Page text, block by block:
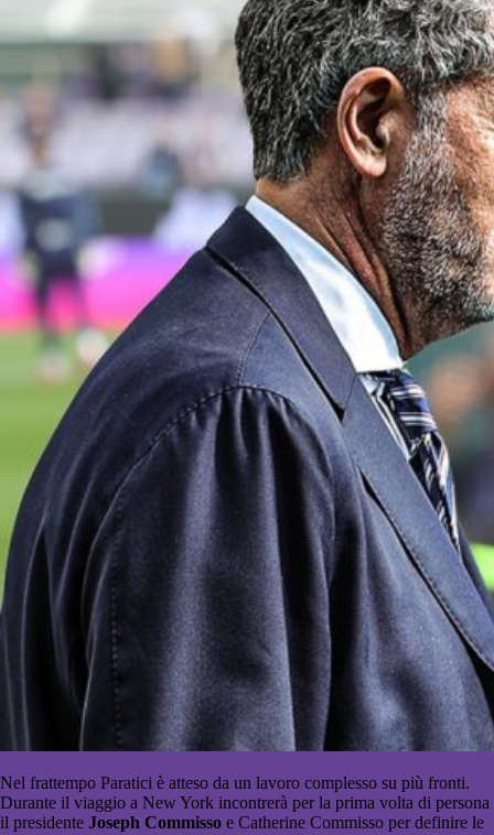
Nel frattempo Paratici è atteso da un lavoro complesso su più fronti.
Durante il viaggio a New York incontrerà per la prima volta di persona
il presidente Joseph Commisso e Catherine Commisso per definire le